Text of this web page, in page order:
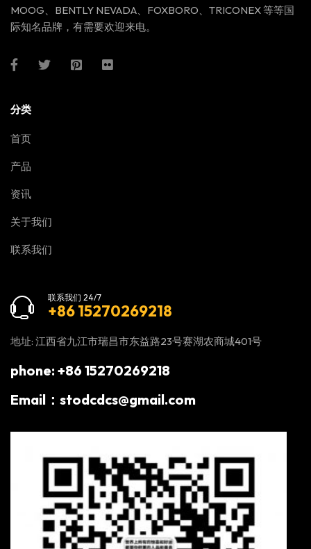
MOOG、BENTLY NEVADA、FOXBORO、TRICONEX 等等国
际知名品牌，有需要欢迎来电。
分类
首页
产品
资讯
关于我们
联系我们
联系我们 24/7
+86 15270269218
地址: 江西省九江市瑞昌市东益路23号赛湖农商城401号
phone: +86 15270269218
Email：stodcdcs@gmail.com